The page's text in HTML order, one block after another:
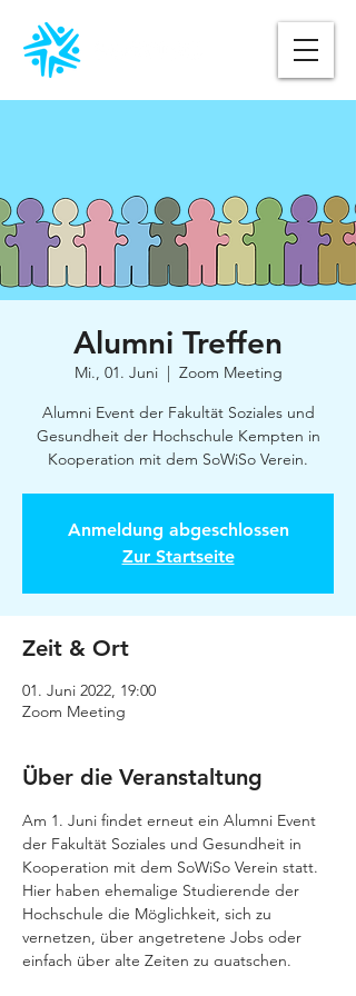
Alumni Treffen
Mi., 01. Juni
  |
Zoom Meeting
Alumni Event der Fakultät Soziales und
Gesundheit der Hochschule Kempten in
Kooperation mit dem SoWiSo Verein.
Anmeldung abgeschlossen
Zur Startseite
Zeit & Ort
01. Juni 2022, 19:00
Zoom Meeting
Über die Veranstaltung
Am 1. Juni findet erneut ein Alumni Event
der Fakultät Soziales und Gesundheit in
Kooperation mit dem SoWiSo Verein statt.
Hier haben ehemalige Studierende der
Hochschule die Möglichkeit, sich zu
vernetzen, über angetretene Jobs oder
einfach über alte Zeiten zu quatschen.